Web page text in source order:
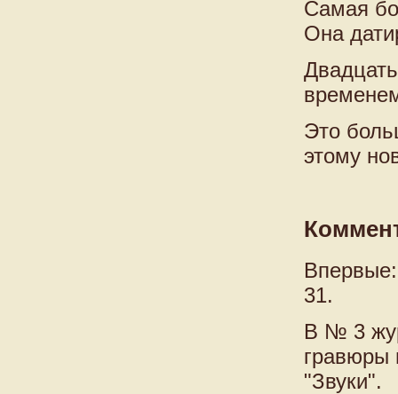
Самая
Она
Это
этому
31.
В № 3
гравюры
"Звуки".